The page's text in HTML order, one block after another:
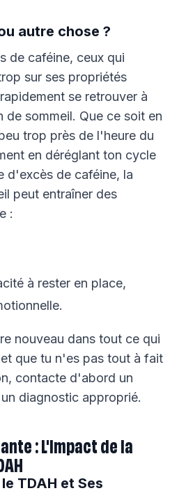
autre chose ?
de caféine, ceux qui
sur ses propriétés
se retrouver à
sommeil. Que ce soit en
trop près de l'heure du
en déréglant ton cycle
d'excès de caféine, la
peut entraîner des
:
à rester en place,
nouveau dans tout ce qui
que tu n'es pas tout à fait
contacte d'abord un
diagnostic approprié.
: L'Impact de la
TDAH et Ses